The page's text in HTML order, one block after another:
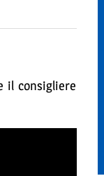
il consigliere